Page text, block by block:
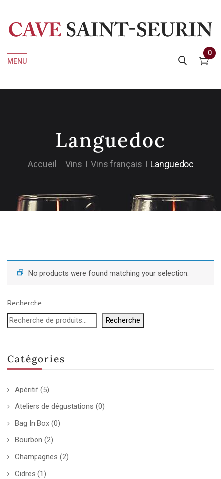
MENU
0
Languedoc
Accueil Vins Vins français Languedoc
Recherche
Recherche
Catégories
Apéritif (5)
Ateliers de dégustations (0)
Bag In Box (0)
Bourbon (2)
Champagnes (2)
Cidres (1)
No products were found matching your selection.